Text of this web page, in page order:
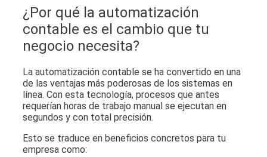
¿Por qué la automatización
contable es el cambio que tu
negocio necesita?
La automatización contable se ha convertido en una
de las ventajas más poderosas de los sistemas en
línea. Con esta tecnología, procesos que antes
requerían horas de trabajo manual se ejecutan en
segundos y con total precisión.
Esto se traduce en beneficios concretos para tu
empresa como: